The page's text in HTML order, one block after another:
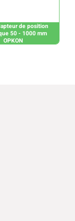
de position
50 - 1000 mm
OPKON